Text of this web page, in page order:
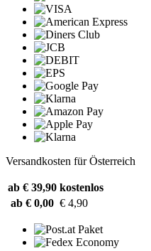
Versandkosten für Österreich
ab € 39,90 kostenlos
ab € 0,00 € 4,90